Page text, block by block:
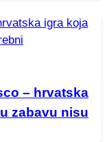
– hrvatska
zabavu nisu